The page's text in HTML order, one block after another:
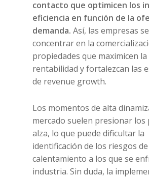
contacto que optimicen los
eficiencia en función de la
demanda.Así, las empresas
concentrar en la
propiedades que maximicen la
rentabilidad y fortalezcan las
de revenue growth.
Los momentos de alta
mercado suelen presionar los
alza, lo que puede dificultar la
identificación de los riesgos de
calentamiento a los que se
industria. Sin duda, la